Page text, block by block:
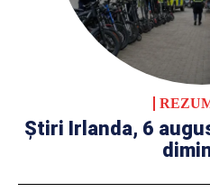
Știri Irlanda, 6